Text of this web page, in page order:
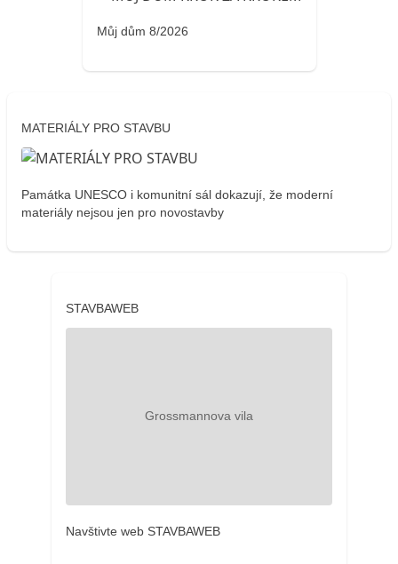
Můj dům 8/2026
MATERIÁLY PRO STAVBU
Památka UNESCO i komunitní sál dokazují, že moderní
materiály nejsou jen pro novostavby
STAVBAWEB
Navštivte web STAVBAWEB